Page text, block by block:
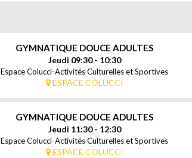
GYMNATIQUE DOUCE ADULTES
Jeudi 09:30 - 10:30
Espace Colucci-Activités Culturelles et Sportives
ESPACE COLUCCI
GYMNATIQUE DOUCE ADULTES
Jeudi 11:30 - 12:30
Espace Colucci-Activités Culturelles et Sportives
ESPACE COLUCCI